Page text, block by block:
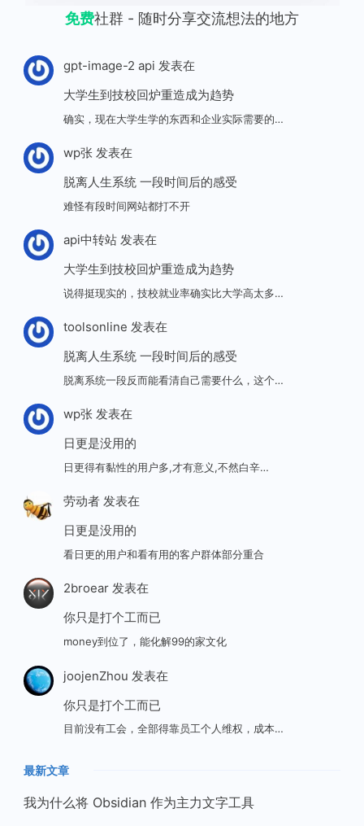
免费社群 - 随时分享交流想法的地方
gpt-image-2 api 发表在
大学生到技校回炉重造成为趋势
确实，现在大学生学的东西和企业实际需要的…
wp张发表在
脱离人生系统 一段时间后的感受
难怪有段时间网站都打不开
api中转站发表在
大学生到技校回炉重造成为趋势
说得挺现实的，技校就业率确实比大学高太多…
toolsonline 发表在
脱离人生系统 一段时间后的感受
脱离系统一段反而能看清自己需要什么，这个…
wp张发表在
日更是没用的
日更得有黏性的用户多,才有意义,不然白辛…
劳动者发表在
日更是没用的
看日更的用户和看有用的客户群体部分重合
2broear发表在
你只是打个工而已
money到位了，能化解99的家文化
joojenZhou 发表在
你只是打个工而已
目前没有工会，全部得靠员工个人维权，成本…
最新文章
我为什么将 Obsidian 作为主力文字工具